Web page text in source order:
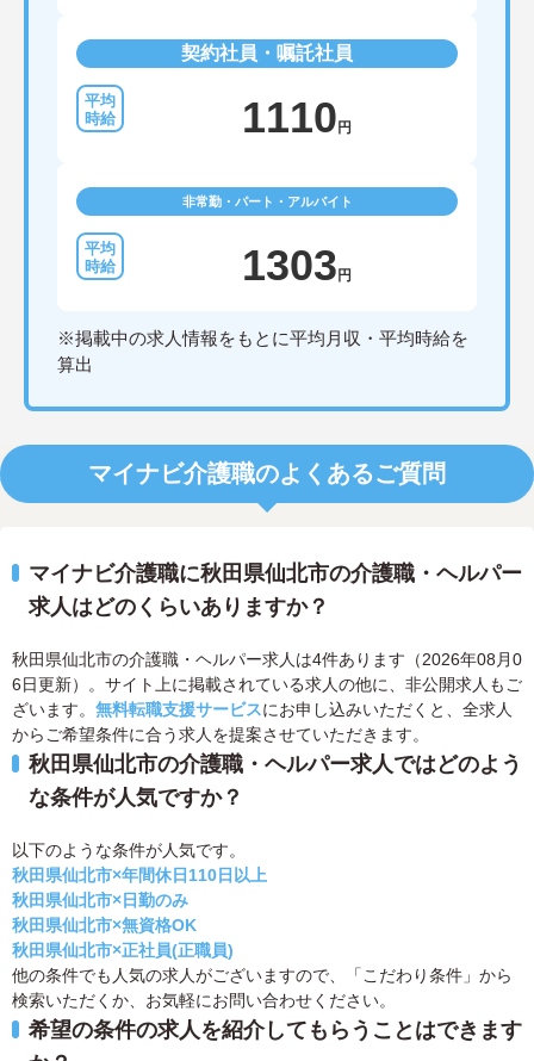
契約社員・嘱託社員
1110 円
非常勤・パート・アルバイト
1303 円
※掲載中の求人情報をもとに平均月収・平均時給を
算出
マイナビ介護職のよくあるご質問
マイナビ介護職に秋田県仙北市の介護職・ヘルパー
求人はどのくらいありますか？
秋田県仙北市の介護職・ヘルパー求人は4件あります（2026年08月0
6日更新）。サイト上に掲載されている求人の他に、非公開求人もご
ざいます。 無料転職支援サービスにお申し込みいただくと、全求人
からご希望条件に合う求人を提案させていただきます。
秋田県仙北市の介護職・ヘルパー求人ではどのよう
な条件が人気ですか？
以下のような条件が人気です。
秋田県仙北市×年間休日110日以上
秋田県仙北市×日勤のみ
秋田県仙北市×無資格OK
秋田県仙北市×正社員(正職員)
他の条件でも人気の求人がございますので、「こだわり条件」から
検索いただくか、お気軽にお問い合わせください。
希望の条件の求人を紹介してもらうことはできます